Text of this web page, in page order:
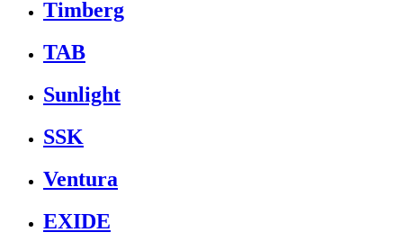
Timberg
TAB
Sunlight
SSK
Ventura
EXIDE